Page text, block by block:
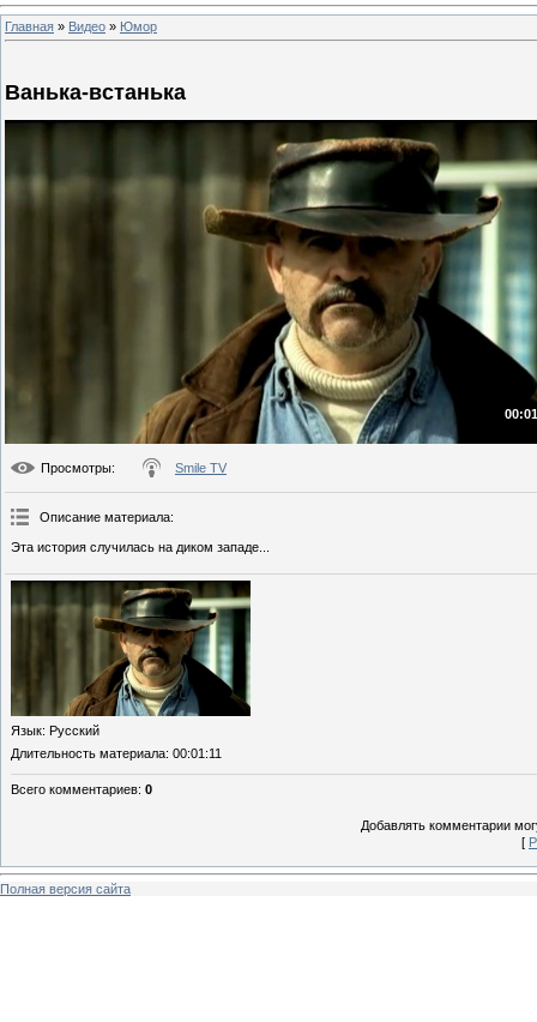
Главная » Видео » Юмор
Ванька-встанька
Просмотры: Smile TV
Описание материала:
Эта история случилась на диком западе...
Язык: Русский
Длительность материала: 00:01:11
Всего комментариев: 0
Добавлять комментарии
[
Полная версия сайта